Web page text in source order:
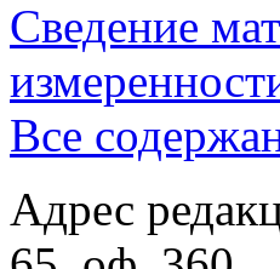
Сведение
Все
Адрес